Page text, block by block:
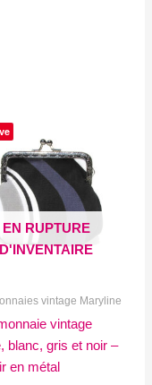
EN RUPTURE
D'INVENTAIRE
vintage Maryline
vintage
blanc, gris et noir –
en métal